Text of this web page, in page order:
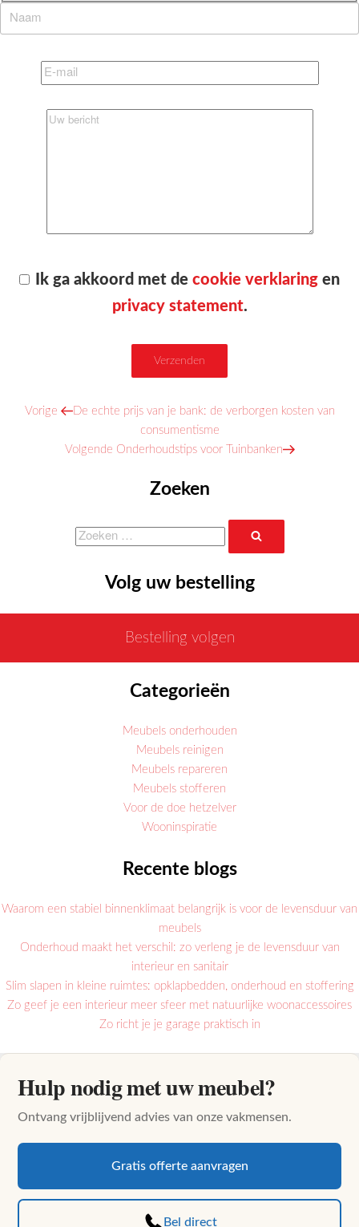
Ik ga akkoord met decookie verklaring en
privacy statement.
Bericht
navigatie
Vorig
Vorige
De echte prijs van je bank: de verborgen kosten van
consumentisme
Volgend
Volgende Onderhoudstips voor Tuinbanken
Zoeken
Zoeken
naar:
Volg uw bestelling
Bestelling volgen
Categorieën
Meubels onderhouden
Meubels reinigen
Meubels repareren
Meubels stofferen
Voor de doe hetzelver
Wooninspiratie
Recente blogs
Waarom een stabiel binnenklimaat belangrijk is voor de levensduur van
meubels
Onderhoud maakt het verschil: zo verleng je de levensduur van
interieur en sanitair
Slim slapen in kleine ruimtes: opklapbedden, onderhoud en stoffering
Zo geef je een interieur meer sfeer met natuurlijke woonaccessoires
Zo richt je je garage praktisch in
Hulp nodig met uw meubel?
Ontvang vrijblijvend advies van onze vakmensen.
Gratis offerte aanvragen
Bel direct